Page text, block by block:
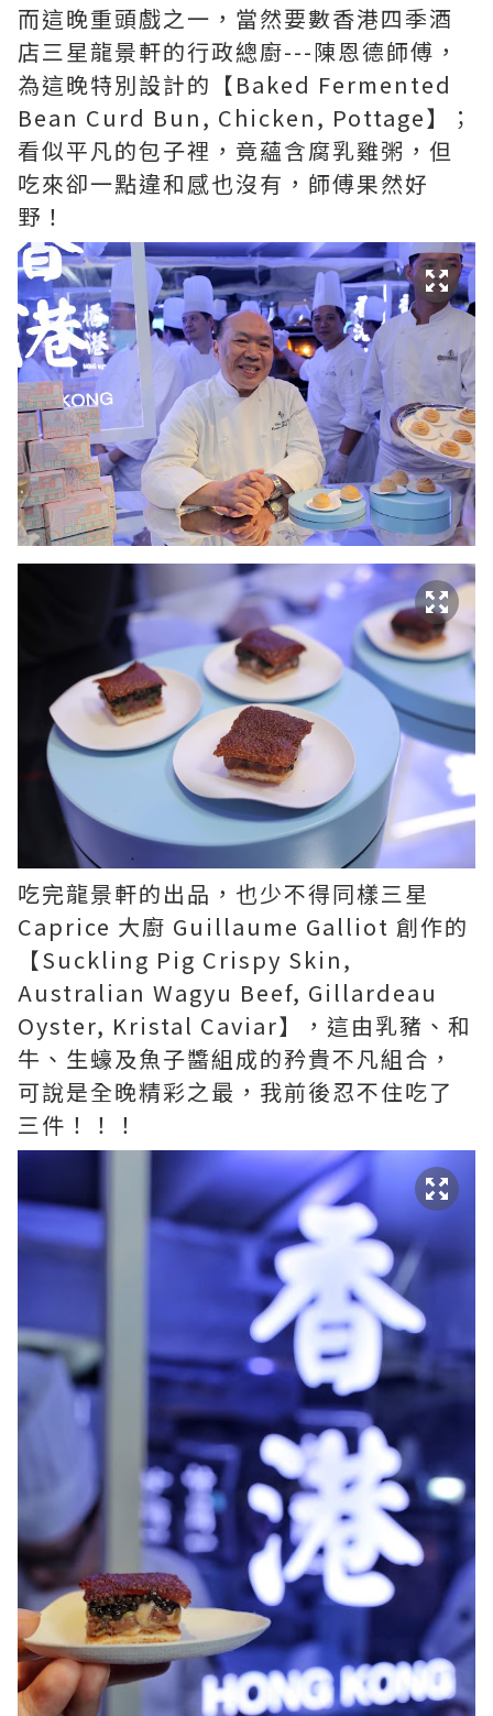
而這晚重頭戲之一，當然要數香港四季酒
店三星龍景軒的行政總廚---陳恩德師傅，
為這晚特別設計的【Baked Fermented
Bean Curd Bun, Chicken, Pottage】；
看似平凡的包子裡，竟蘊含腐乳雞粥，但
吃來卻一點違和感也沒有，師傅果然好
野！
吃完龍景軒的出品，也少不得同樣三星
Caprice 大廚 Guillaume Galliot 創作的
【Suckling Pig Crispy Skin,
Australian Wagyu Beef, Gillardeau
Oyster, Kristal Caviar】，這由乳豬、和
牛、生蠔及魚子醬組成的矜貴不凡組合，
可說是全晚精彩之最，我前後忍不住吃了
三件！！！